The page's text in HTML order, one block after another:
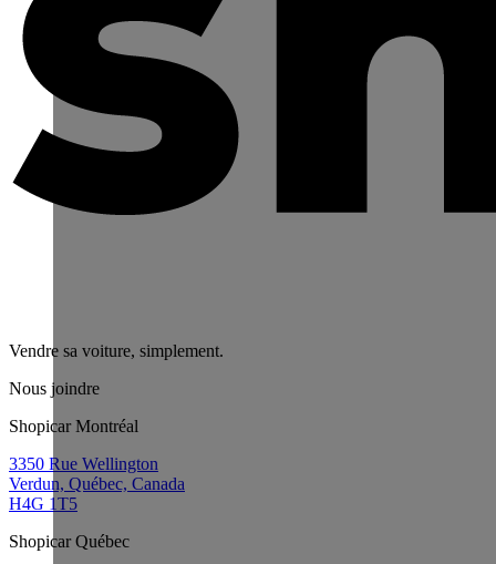
Vendre sa voiture, simplement.
Nous joindre
Shopicar Montréal
3350 Rue Wellington
Verdun, Québec, Canada
H4G 1T5
Shopicar Québec